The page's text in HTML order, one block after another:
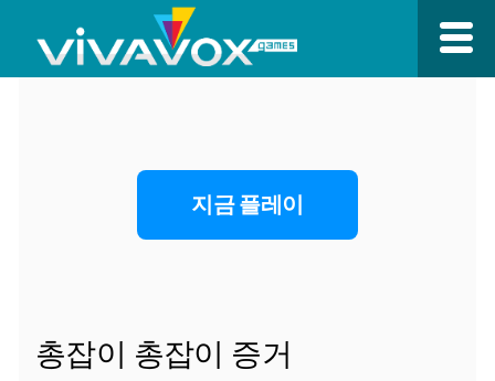
지금 플레이
총잡이 총잡이 증거